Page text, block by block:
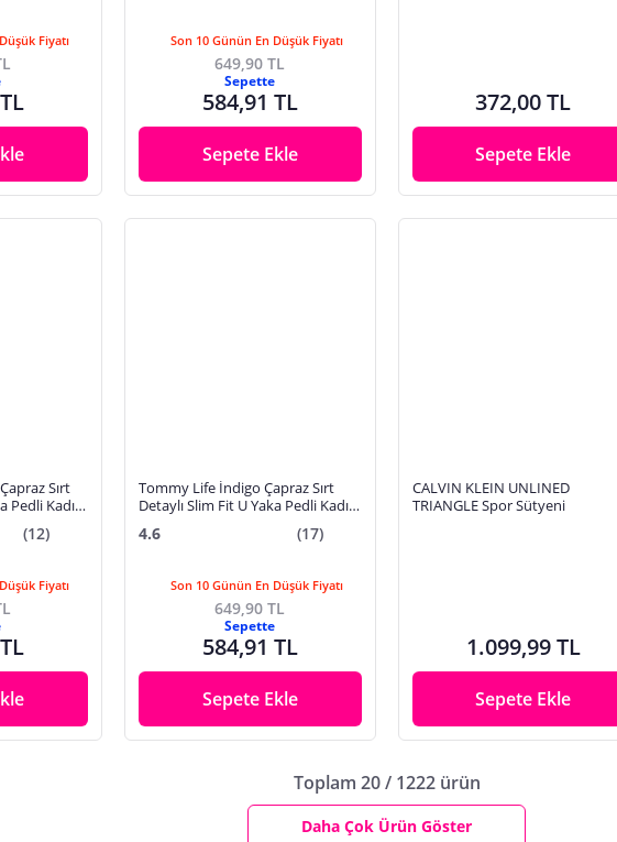
Fiyatı Son 10 Günün En Düşük Fiyatı
649,90 TL
Sepette
584,91 TL
Sepete Ekle
372,00 TL
Sepete Ekle
Sırt
Pedli Kadın
(12)
Fiyatı
Tommy Life İndigo Çapraz Sırt
Detaylı Slim Fit U Yaka Pedli Kadın
4.6 (17)
Son 10 Günün En Düşük Fiyatı
649,90 TL
Sepette
584,91 TL
Sepete Ekle
CALVIN KLEIN UNLINED
TRIANGLE Spor Sütyeni
1.099,99 TL
Sepete Ekle
Toplam 20 / 1222 ürün
Daha Çok Ürün Göster